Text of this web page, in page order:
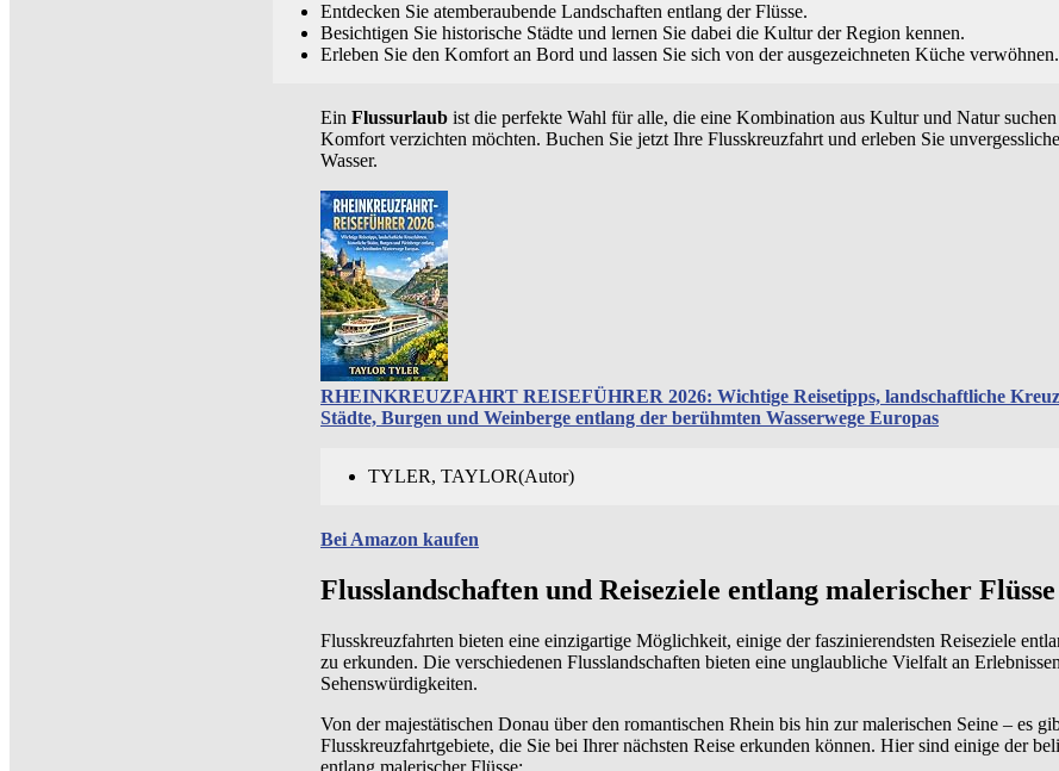
Entdecken Sie atemberaubende Landschaften entlang der Flüsse.
Besichtigen Sie historische Städte und lernen Sie dabei die Kultur der Region kennen.
Erleben Sie den Komfort an Bord und lassen Sie sich von der ausgezeichneten Küche verwöhnen.
Ein Flussurlaub ist die perfekte Wahl für alle, die eine Kombination aus Kultur und Natur
Komfort verzichten möchten. Buchen Sie jetzt Ihre Flusskreuzfahrt und erleben Sie
Wasser.
RHEINKREUZFAHRT REISEFÜHRER 2026: Wichtige Reisetipps, landschaftliche
Städte, Burgen und Weinberge entlang der berühmten Wasserwege Europas
TYLER, TAYLOR(Autor)
Bei Amazon kaufen
Flusslandschaften und Reiseziele entlang malerischer Flüsse
Flusskreuzfahrten bieten eine einzigartige Möglichkeit, einige der faszinierendsten Reiseziele
zu erkunden. Die verschiedenen Flusslandschaften bieten eine unglaubliche Vielfalt an
Sehenswürdigkeiten.
Von der majestätischen Donau über den romantischen Rhein bis hin zur malerischen Seine – es
Flusskreuzfahrtgebiete, die Sie bei Ihrer nächsten Reise erkunden können. Hier sind einige der